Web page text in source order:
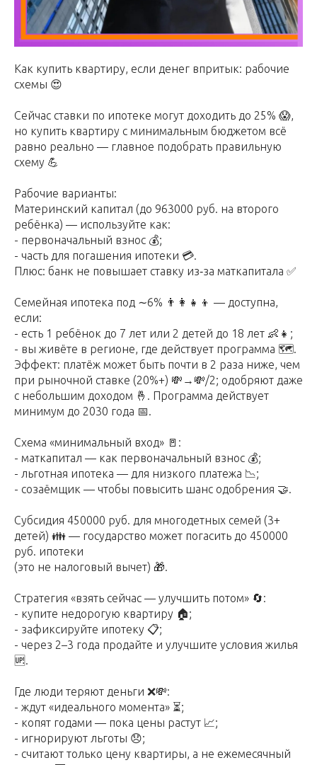
Как купить квартиру, если денег впритык: рабочие
схемы 😍
Сейчас ставки по ипотеке могут доходить до 25% 😱,
но купить квартиру с минимальным бюджетом всё
равно реально — главное подобрать правильную
схему 💪
Рабочие варианты:
Материнский капитал (до 963000 руб. на второго
ребёнка) — используйте как:
- первоначальный взнос 💰;
- часть для погашения ипотеки 💳.
Плюс: банк не повышает ставку из‑за маткапитала ✅
Семейная ипотека под ∼6% 👨‍👩‍👧‍👦 — доступна,
если:
- есть 1 ребёнок до 7 лет или 2 детей до 18 лет 👶👧;
- вы живёте в регионе, где действует программа 🗺️.
Эффект: платёж может быть почти в 2 раза ниже, чем
при рыночной ставке (20%+) 💸→💸/2; одобряют даже
с небольшим доходом 🤞. Программа действует
минимум до 2030 года 📅.
Схема «минимальный вход» 🚪:
- маткапитал — как первоначальный взнос 💰;
- льготная ипотека — для низкого платежа 📉;
- созаёмщик — чтобы повысить шанс одобрения 🤝.
Субсидия 450000 руб. для многодетных семей (3+
детей) 👪 — государство может погасить до 450000
руб. ипотеки
(это не налоговый вычет) 🎁.
Стратегия «взять сейчас — улучшить потом» 🔄:
- купите недорогую квартиру 🏠;
- зафиксируйте ипотеку 📋;
- через 2–3 года продайте и улучшите условия жилья
🆙.
Где люди теряют деньги ❌💸:
- ждут «идеального момента» ⏳️;
- копят годами — пока цены растут 📈;
- игнорируют льготы 😞;
- считают только цену квартиры, а не ежемесячный